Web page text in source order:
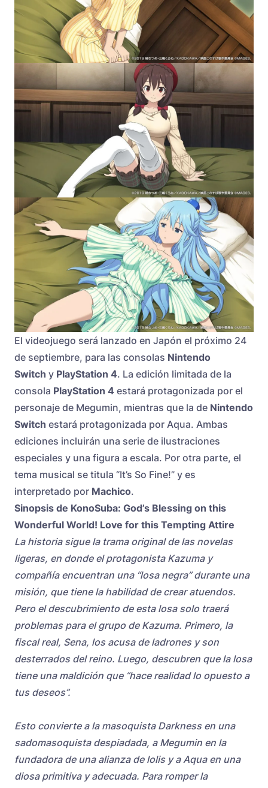
El videojuego será lanzado en Japón el próximo 24
de septiembre, para las consolas Nintendo
Switch y PlayStation 4. La edición limitada de la
consola PlayStation 4 estará protagonizada por el
personaje de Megumin, mientras que la de Nintendo
Switch estará protagonizada por Aqua. Ambas
ediciones incluirán una serie de ilustraciones
especiales y una figura a escala. Por otra parte, el
tema musical se titula “It’s So Fine!” y es
interpretado por Machico.
Sinopsis de KonoSuba: God’s Blessing on this
Wonderful World! Love for this Tempting Attire
La historia sigue la trama original de las novelas
ligeras, en donde el protagonista Kazuma y
compañía encuentran una “losa negra” durante una
misión, que tiene la habilidad de crear atuendos.
Pero el descubrimiento de esta losa solo traerá
problemas para el grupo de Kazuma. Primero, la
fiscal real, Sena, los acusa de ladrones y son
desterrados del reino. Luego, descubren que la losa
tiene una maldición que “hace realidad lo opuesto a
tus deseos”.
Esto convierte a la masoquista Darkness en una
sadomasoquista despiadada, a Megumin en la
fundadora de una alianza de lolis y a Aqua en una
diosa primitiva y adecuada. Para romper la